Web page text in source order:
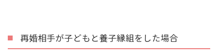
再婚相手が子どもと養子縁組をした場合